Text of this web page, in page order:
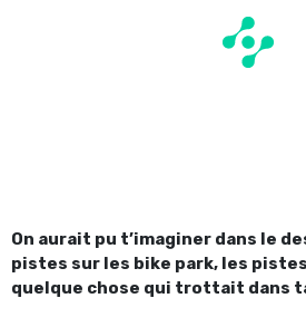
On aurait pu t’imaginer dans le
pistes sur les bike park, les
quelque chose qui trottait dans